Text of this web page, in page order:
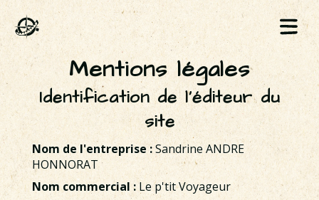
Mentions légales
Identification de l'éditeur du
site
Nom de l'entreprise :Sandrine ANDRE
HONNORAT
Nom commercial :Le p'tit Voyageur